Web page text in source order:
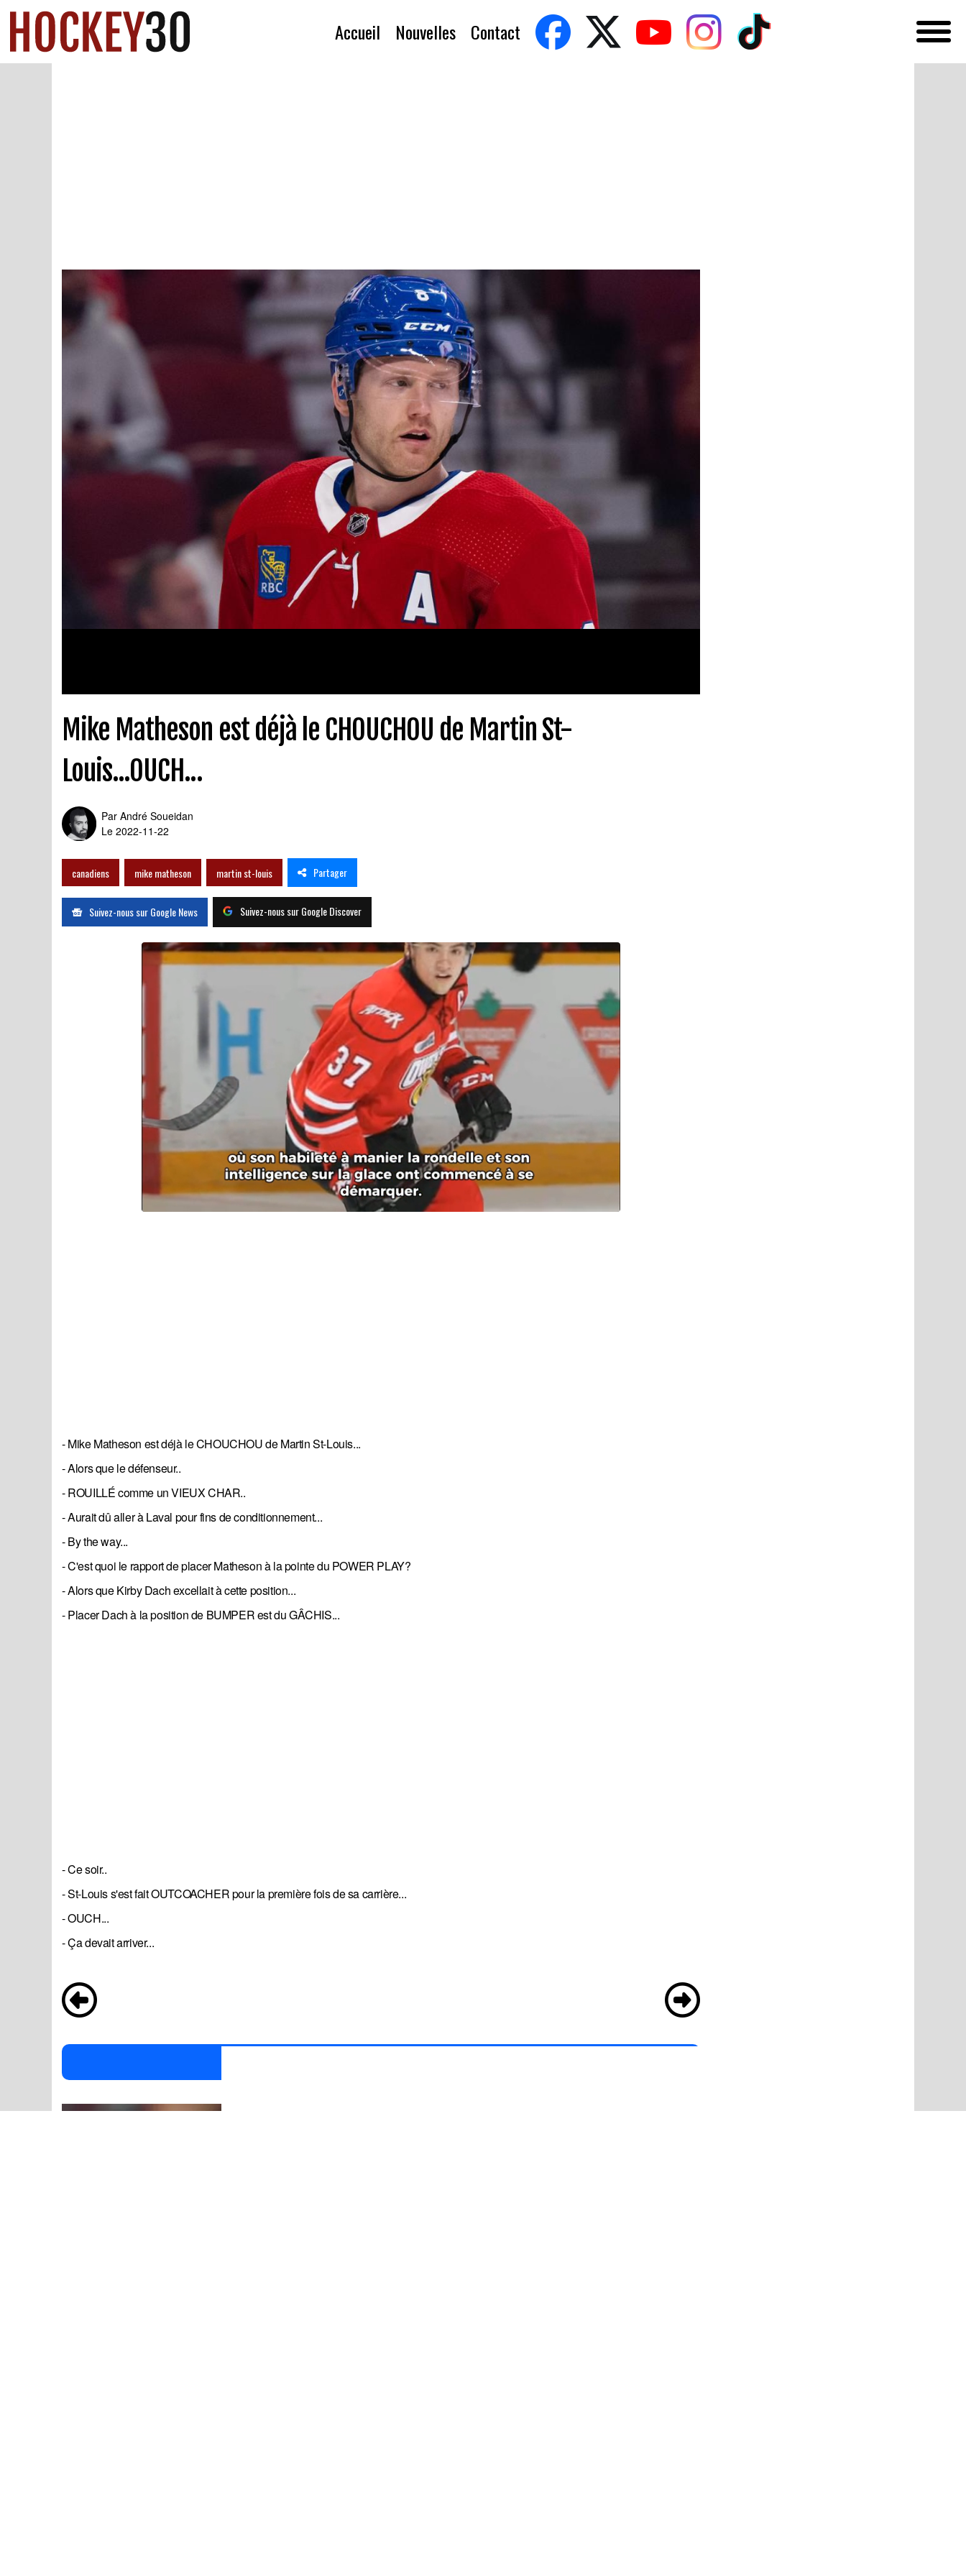
Accueil Nouvelles Contact
Mike Matheson est déjà le CHOUCHOU de Martin St-
Louis...OUCH...
Par André Soueidan
Le 2022-11-22
canadiens mike matheson martin st-louis Partager
Suivez-nous sur Google News Suivez-nous sur Google Discover
- Mike Matheson est déjà le CHOUCHOU de Martin St-Louis...
- Alors que le défenseur..
- ROUILLÉ comme un VIEUX CHAR..
- Aurait dû aller à Laval pour fins de conditionnement...
- By the way...
- C'est quoi le rapport de placer Matheson à la pointe du POWER PLAY?
- Alors que Kirby Dach excellait à cette position...
- Placer Dach à la position de BUMPER est du GÂCHIS...
- Ce soir..
- St-Louis s'est fait OUTCOACHER pour la première fois de sa carrière...
- OUCH...
- Ça devait arriver...